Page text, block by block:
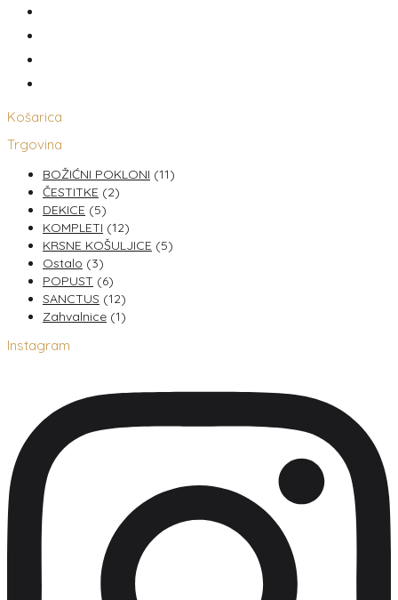
Košarica
Trgovina
BOŽIĆNI POKLONI (11)
ČESTITKE (2)
DEKICE (5)
KOMPLETI (12)
KRSNE KOŠULJICE (5)
Ostalo (3)
POPUST (6)
SANCTUS (12)
Zahvalnice (1)
Instagram